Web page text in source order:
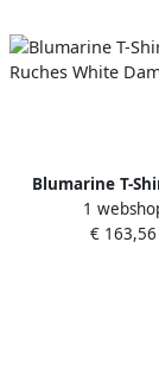
Blumarine T-
Ruches White
1
€ 163,56